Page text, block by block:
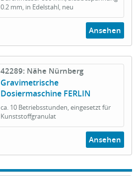
0.2 mm, in Edelstahl, neu
Ansehen
42289: Nähe Nürnberg
Gravimetrische
Dosiermaschine FERLIN
ca. 10 Betriebsstunden, eingesetzt für
Kunststoffgranulat
Ansehen